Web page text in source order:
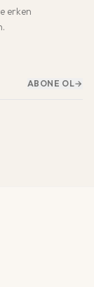
erken
ABONE OL→